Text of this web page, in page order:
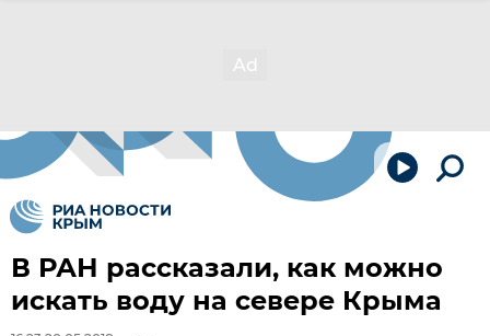
В РАН рассказали, как можно
искать воду на севере Крыма